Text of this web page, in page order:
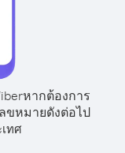
หากต้องการ
ขหมายดังต่อไป
ทศ